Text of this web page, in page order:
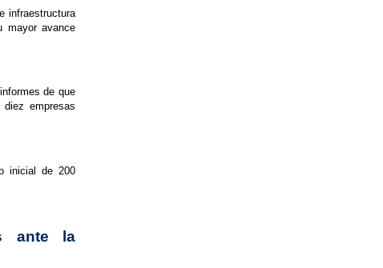
infraestructura
mayor avance
de que
empresas
inicial de 200
ante la